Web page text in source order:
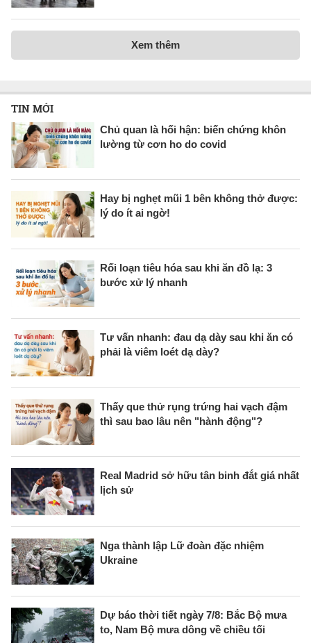
Xem thêm
TIN MỚI
Chủ quan là hối hận: biến chứng khôn
lường từ cơn ho do covid
Hay bị nghẹt mũi 1 bên không thở được:
lý do ít ai ngờ!
Rối loạn tiêu hóa sau khi ăn đồ lạ: 3
bước xử lý nhanh
Tư vấn nhanh: đau dạ dày sau khi ăn có
phải là viêm loét dạ dày?
Thấy que thử rụng trứng hai vạch đậm
thì sau bao lâu nên "hành động"?
Real Madrid sở hữu tân binh đắt giá nhất
lịch sử
Nga thành lập Lữ đoàn đặc nhiệm
Ukraine
Dự báo thời tiết ngày 7/8: Bắc Bộ mưa
to, Nam Bộ mưa dông về chiều tối